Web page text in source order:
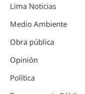
Lima Noticias
Medio Ambiente
Obra pública
Opinión
Política